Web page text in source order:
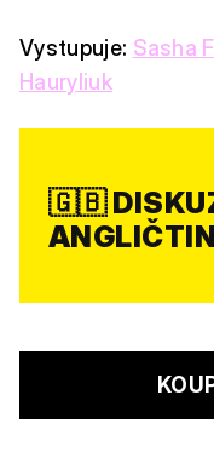
Vystupuje: Sasha
Hauryliuk
🇬🇧